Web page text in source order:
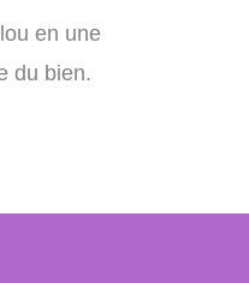
en une
du bien.